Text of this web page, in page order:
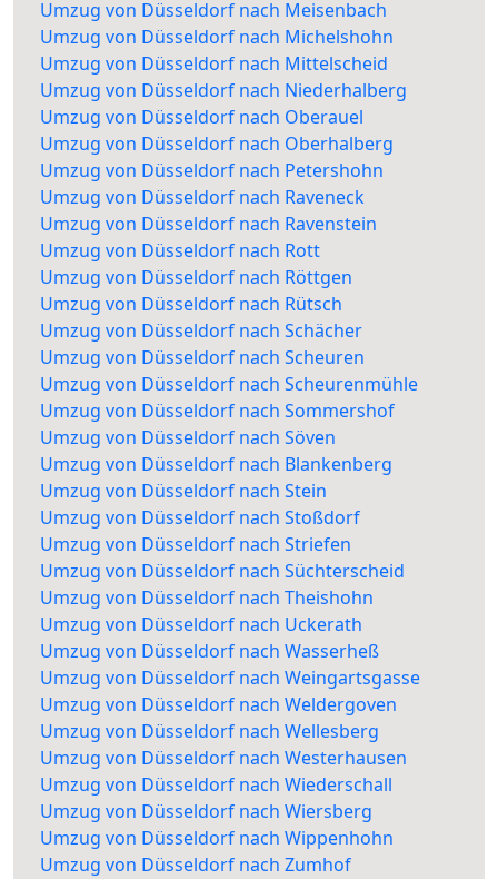
Umzug von Düsseldorf nach Meisenbach
Umzug von Düsseldorf nach Michelshohn
Umzug von Düsseldorf nach Mittelscheid
Umzug von Düsseldorf nach Niederhalberg
Umzug von Düsseldorf nach Oberauel
Umzug von Düsseldorf nach Oberhalberg
Umzug von Düsseldorf nach Petershohn
Umzug von Düsseldorf nach Raveneck
Umzug von Düsseldorf nach Ravenstein
Umzug von Düsseldorf nach Rott
Umzug von Düsseldorf nach Röttgen
Umzug von Düsseldorf nach Rütsch
Umzug von Düsseldorf nach Schächer
Umzug von Düsseldorf nach Scheuren
Umzug von Düsseldorf nach Scheurenmühle
Umzug von Düsseldorf nach Sommershof
Umzug von Düsseldorf nach Söven
Umzug von Düsseldorf nach Blankenberg
Umzug von Düsseldorf nach Stein
Umzug von Düsseldorf nach Stoßdorf
Umzug von Düsseldorf nach Striefen
Umzug von Düsseldorf nach Süchterscheid
Umzug von Düsseldorf nach Theishohn
Umzug von Düsseldorf nach Uckerath
Umzug von Düsseldorf nach Wasserheß
Umzug von Düsseldorf nach Weingartsgasse
Umzug von Düsseldorf nach Weldergoven
Umzug von Düsseldorf nach Wellesberg
Umzug von Düsseldorf nach Westerhausen
Umzug von Düsseldorf nach Wiederschall
Umzug von Düsseldorf nach Wiersberg
Umzug von Düsseldorf nach Wippenhohn
Umzug von Düsseldorf nach Zumhof